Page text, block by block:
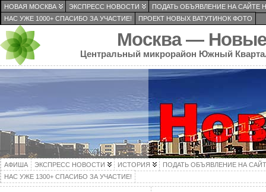
НОВАЯ МОСКВА ЭКСПРЕСС НОВОСТИ
ПОДАТЬ ОБЪЯВЛЕНИЕ НА САЙТЕ
НАС УЖЕ 1000+ СПАСИБО ЗА УЧАСТИЕ!
ПРОЕКТ НОВЫХ ВАТУТИНОК ФОТО
Москва — Новые
Центральный микрорайон Южный
АФИША ЭКСПРЕСС НОВОСТИ ИСТОРИЯ
ПОДАТЬ ОБЪЯВЛЕНИЕ НА
НАС УЖЕ 1300+ СПАСИБО ЗА УЧАСТИЕ!